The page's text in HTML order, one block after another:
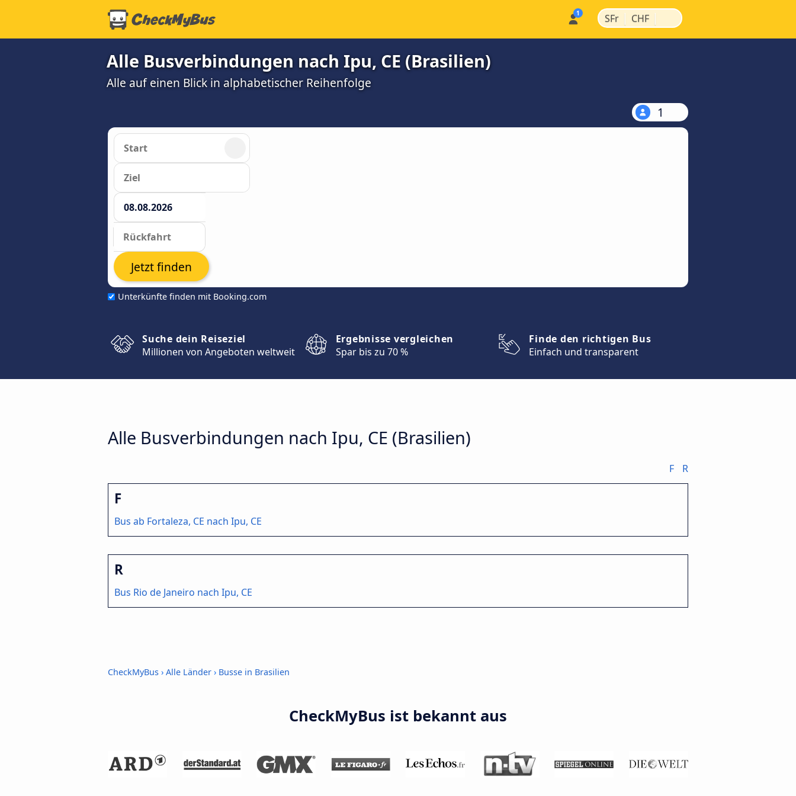
SFr | CHF |
Alle Busverbindungen nach Ipu, CE (Brasilien)
Alle auf einen Blick in alphabetischer Reihenfolge
1
Unterkünfte finden mit Booking.com
Jetzt finden
Suche dein Reiseziel
Millionen von Angeboten weltweit
Ergebnisse vergleichen
Spar bis zu 70 %
Finde den richtigen Bus
Einfach und transparent
Alle Busverbindungen nach Ipu, CE (Brasilien)
F R
F
Bus ab Fortaleza, CE nach Ipu, CE
R
Bus Rio de Janeiro nach Ipu, CE
CheckMyBus › Alle Länder › Busse in Brasilien
CheckMyBus ist bekannt aus